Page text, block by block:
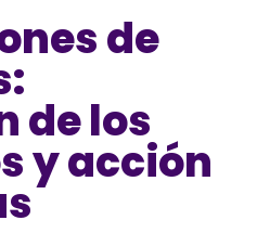
de
de los
y acción